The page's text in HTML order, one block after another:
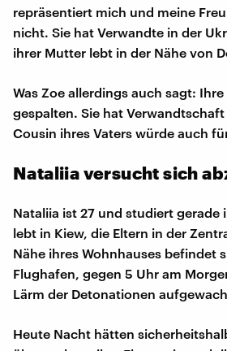
repräsentiert mich und meine
nicht. Sie hat Verwandte in der
ihrer Mutter lebt in der Nähe von
Was Zoe allerdings auch sagt:
gespalten. Sie hat
Cousin ihres Vaters würde auch
Nataliia versucht sich
Nataliia ist 27 und studiert gerade
lebt in Kiew, die Eltern in der
Nähe ihres Wohnhauses befindet
Flughafen, gegen 5 Uhr am
Lärm der Detonationen
Heute Nacht hätten